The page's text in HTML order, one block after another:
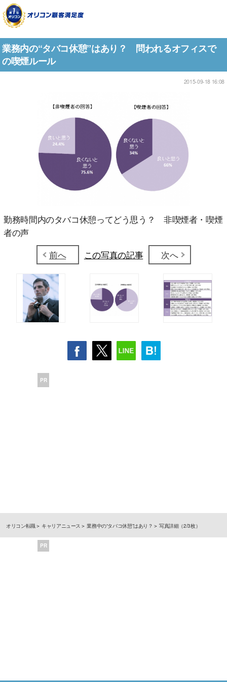
業務内の“タバコ休憩”はあり？ 問われるオフィスで
の喫煙ルール
2015-09-18 16:08
勤務時間内のタバコ休憩ってどう思う？ 非喫煙者・喫煙
者の声
前へ
この写真の記事 次へ
PR
オリコン転職 キャリアニュース 業務中の“タバコ休憩”はあり？ 写真詳細（2/3枚）
PR